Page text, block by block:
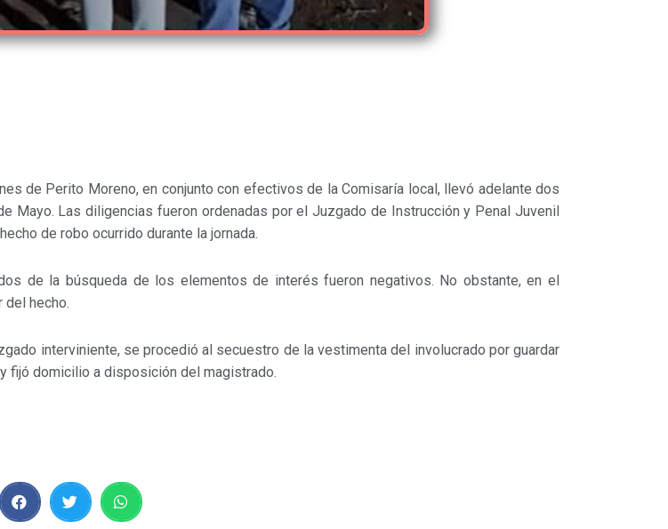
de Perito Moreno, en conjunto con efectivos de la Comisaría local, llevó adelante dos
Mayo. Las diligencias fueron ordenadas por el Juzgado de Instrucción y Penal Juvenil
de robo ocurrido durante la jornada.
de la búsqueda de los elementos de interés fueron negativos. No obstante, en el
hecho.
interviniente, se procedió al secuestro de la vestimenta del involucrado por guardar
fijó domicilio a disposición del magistrado.